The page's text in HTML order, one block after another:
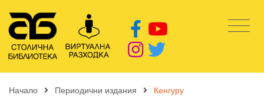
Начало Периодични издания Кенгуру